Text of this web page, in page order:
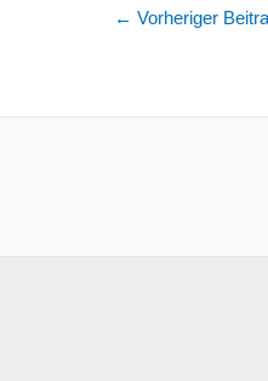
← Vorheriger